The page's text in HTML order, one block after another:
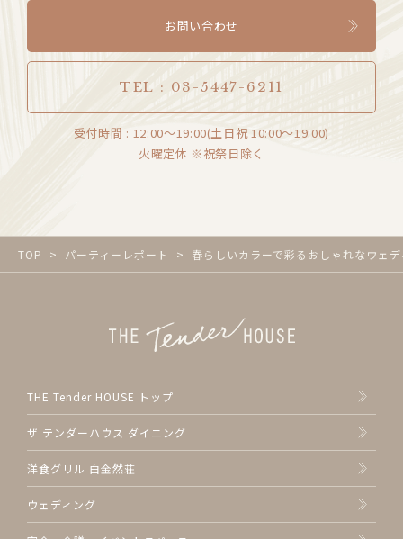
お問い合わせ
TEL : 03-5447-6211
受付時間 : 12:00〜19:00(土日祝 10:00〜19:00)
火曜定休 ※祝祭日除く
TOP パーティーレポート 春らしいカラーで彩るおしゃれなウェ
THE Tender HOUSE トップ
ザ テンダーハウス ダイニング
洋食グリル 白金然荘
ウェディング